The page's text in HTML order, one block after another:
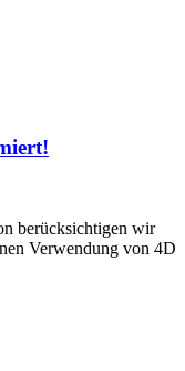
berücksichtigen wir
Verwendung von 4D